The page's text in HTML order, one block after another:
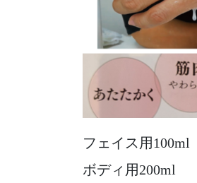
フェイス用100ml
ボディ用200ml